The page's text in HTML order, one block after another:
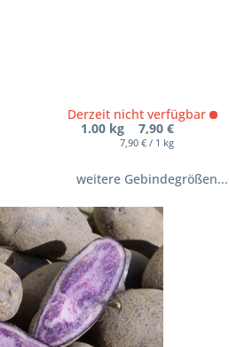
Derzeit nicht verfügbar
1.00 kg 7,90 €
7,90 € / 1 kg
weitere Gebindegrößen...